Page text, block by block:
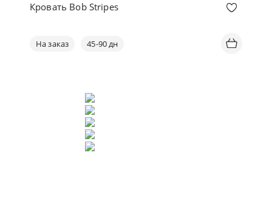
Кровать Bob Stripes
На заказ 45-90 дн